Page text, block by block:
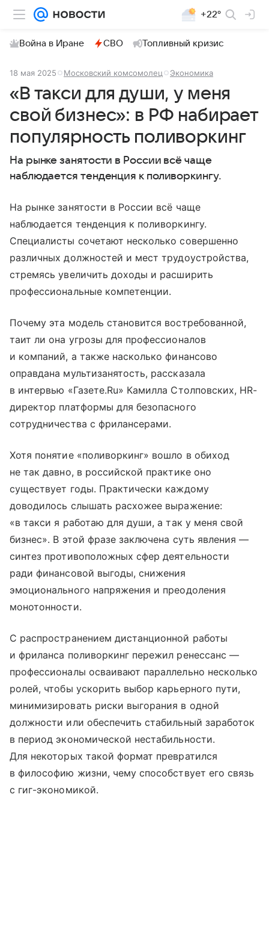
+22°
Война в Иране СВО Топливный кризис
18 мая 2025 Московский комсомолец Экономика
«В такси для души, у меня
свой бизнес»: в РФ набирает
популярность поливоркинг
На рынке занятости в России всё чаще
наблюдается тенденция к поливоркингу.
На рынке занятости в России всё чаще
наблюдается тенденция к поливоркингу.
Специалисты сочетают несколько совершенно
различных должностей и мест трудоустройства,
стремясь увеличить доходы и расширить
профессиональные компетенции.
Почему эта модель становится востребованной,
таит ли она угрозы для профессионалов
и компаний, а также насколько финансово
оправдана мультизанятость, рассказала
в интервью «Газете.Ru» Камилла Столповских, HR-
директор платформы для безопасного
сотрудничества с фрилансерами.
Хотя понятие «поливоркинг» вошло в обиход
не так давно, в российской практике оно
существует годы. Практически каждому
доводилось слышать расхожее выражение:
«в такси я работаю для души, а так у меня свой
бизнес». В этой фразе заключена суть явления —
синтез противоположных сфер деятельности
ради финансовой выгоды, снижения
эмоционального напряжения и преодоления
монотонности.
С распространением дистанционной работы
и фриланса поливоркинг пережил ренессанс —
профессионалы осваивают параллельно несколько
ролей, чтобы ускорить выбор карьерного пути,
минимизировать риски выгорания в одной
должности или обеспечить стабильный заработок
в период экономической нестабильности.
Для некоторых такой формат превратился
в философию жизни, чему способствует его связь
с гиг-экономикой.